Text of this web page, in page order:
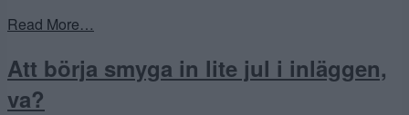
Read More…
Att börja smyga in lite jul i inläggen,
va?